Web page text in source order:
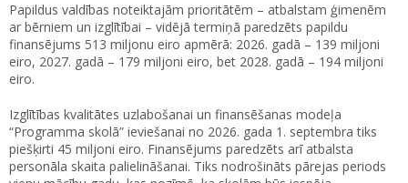
Papildus valdības noteiktajām prioritātēm – atbalstam ģimenēm
ar bērniem un izglītībai – vidējā termiņā paredzēts papildu
finansējums 513 miljonu eiro apmērā: 2026. gadā – 139 miljoni
eiro, 2027. gadā – 179 miljoni eiro, bet 2028. gadā – 194 miljoni
eiro.
Izglītības kvalitātes uzlabošanai un finansēšanas modeļa
“Programma skolā” ieviešanai no 2026. gada 1. septembra tiks
piešķirti 45 miljoni eiro. Finansējums paredzēts arī atbalsta
personāla skaita palielināšanai. Tiks nodrošināts pārejas periods